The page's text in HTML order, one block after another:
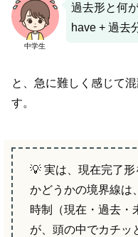
中学生
過去形と何
have + 過去
と、急に難しく感じて
す。
💡 実は、現在完了
かどうかの境界線は
時制（現在・過去・
が、頭の中でカチッ